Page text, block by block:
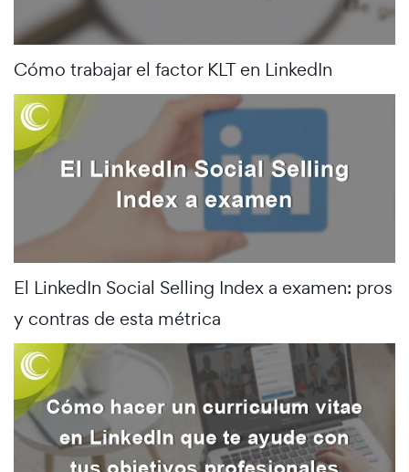
Cómo trabajar el factor KLT en LinkedIn
El LinkedIn Social Selling Index a examen: pros
y contras de esta métrica